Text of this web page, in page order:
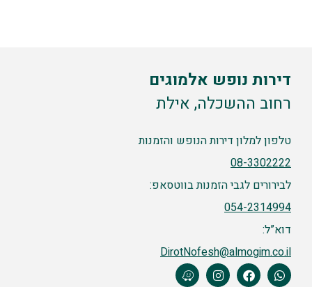
דירות נופש אלמוגים
רחוב ההשכלה, אילת
טלפון למלון דירות הנופש והזמנות
08-3302222
לבירורים לגבי הזמנות בווטסאפ:
054-2314994
דוא”ל:
DirotNofesh@almogim.co.il